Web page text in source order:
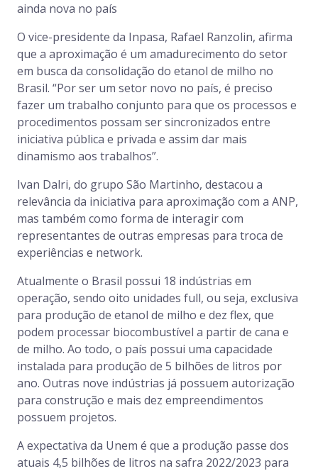
ainda nova no país
O vice-presidente da Inpasa, Rafael Ranzolin, afirma
que a aproximação é um amadurecimento do setor
em busca da consolidação do etanol de milho no
Brasil. “Por ser um setor novo no país, é preciso
fazer um trabalho conjunto para que os processos e
procedimentos possam ser sincronizados entre
iniciativa pública e privada e assim dar mais
dinamismo aos trabalhos”.
Ivan Dalri, do grupo São Martinho, destacou a
relevância da iniciativa para aproximação com a ANP,
mas também como forma de interagir com
representantes de outras empresas para troca de
experiências e network.
Atualmente o Brasil possui 18 indústrias em
operação, sendo oito unidades full, ou seja, exclusiva
para produção de etanol de milho e dez flex, que
podem processar biocombustível a partir de cana e
de milho. Ao todo, o país possui uma capacidade
instalada para produção de 5 bilhões de litros por
ano. Outras nove indústrias já possuem autorização
para construção e mais dez empreendimentos
possuem projetos.
A expectativa da Unem é que a produção passe dos
atuais 4,5 bilhões de litros na safra 2022/2023 para